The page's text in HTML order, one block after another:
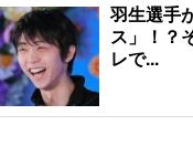
羽生選手
ス」！？
レで...